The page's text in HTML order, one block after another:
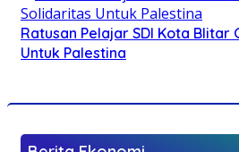
Ratusan Pelajar SDI Kota Blitar
Untuk Palestina